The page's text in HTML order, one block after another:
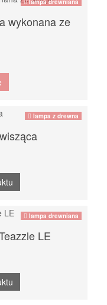
lampa drewniana
wykonana ze
lampa z drewna
lampa drewniana
LE